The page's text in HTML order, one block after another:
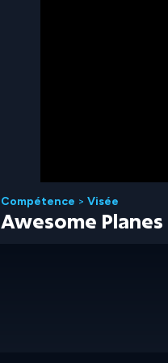
Compétence > Visée
Awesome Planes